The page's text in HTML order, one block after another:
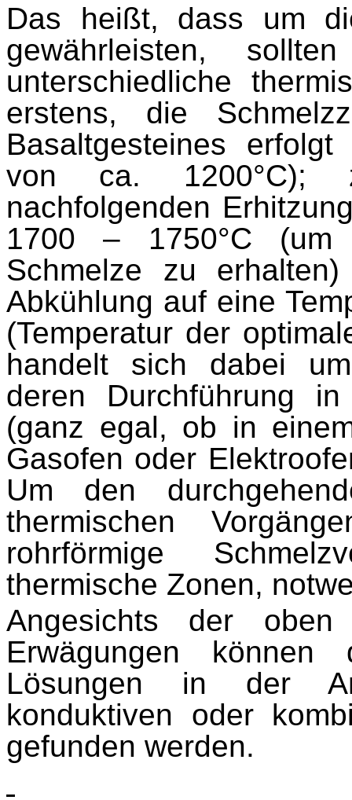
Das heißt, dass um
gewährleisten,
unterschiedliche
erstens, die
Basaltgesteines
von ca. 1200°C);
nachfolgenden
1700 – 1750°C (um
Schmelze zu
Abkühlung auf eine
(Temperatur der
handelt sich dabei
deren Durchführung
(ganz egal, ob in
Gasofen oder
Um den
thermischen
rohrförmige
thermische Zonen,
Angesichts der oben
Erwägungen können
Lösungen in der
konduktiven oder
gefunden werden.